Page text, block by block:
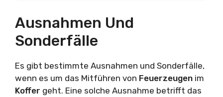
Ausnahmen Und
Sonderfälle
Es gibt bestimmte Ausnahmen und Sonderfälle,
wenn es um das Mitführen von Feuerzeugen im
Koffer geht. Eine solche Ausnahme betrifft das